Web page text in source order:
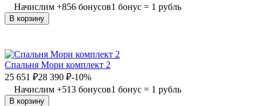
Начислим +856 бонусов1 бонус = 1 рубль
В корзину
Спальня Мори комплект 2
25 651 ₽28 390 ₽-10%
Начислим +513 бонусов1 бонус = 1 рубль
В корзину